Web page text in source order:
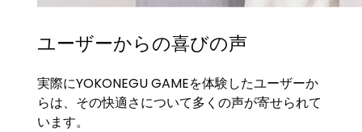
ユーザーからの喜びの声
実際にYOKONEGU GAMEを体験したユーザーか
らは、その快適さについて多くの声が寄せられて
います。